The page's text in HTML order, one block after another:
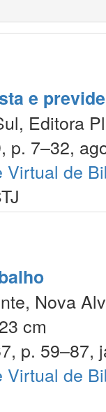
e
Editora
p. 7–32,
Virtual de
Nova
cm
p. 59–87,
Virtual de